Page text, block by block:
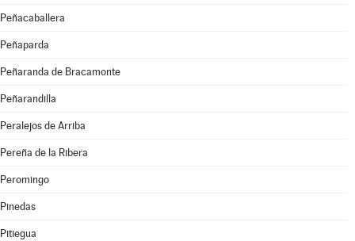
Peñacaballera
Peñaparda
Peñaranda de Bracamonte
Peñarandilla
Peralejos de Arriba
Pereña de la Ribera
Peromingo
Pinedas
Pitiegua